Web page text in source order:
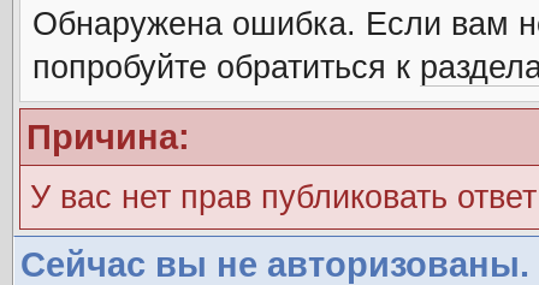
Обнаружена ошибка. Если вам
попробуйте обратиться к
Причина:
У вас нет прав публиковать
Сейчас вы не авторизованы.